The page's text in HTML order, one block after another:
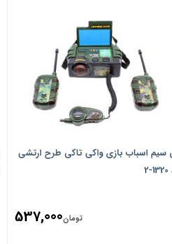
سیم اسباب بازی واکی تاکی طرح ارتشی
تومان537,000